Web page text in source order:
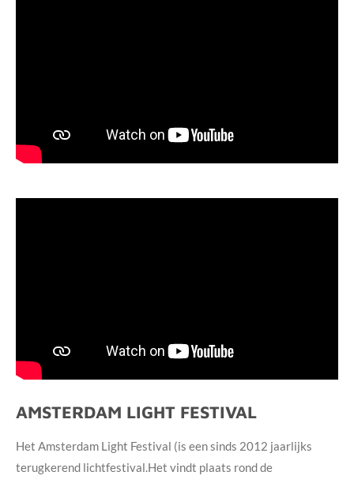
AMSTERDAM LIGHT FESTIVAL
Het Amsterdam Light Festival (is een sinds 2012 jaarlijks
terugkerend lichtfestival.Het vindt plaats rond de